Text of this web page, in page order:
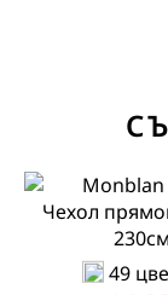
Чехол
230см
49